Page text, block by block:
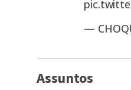
—
Assuntos